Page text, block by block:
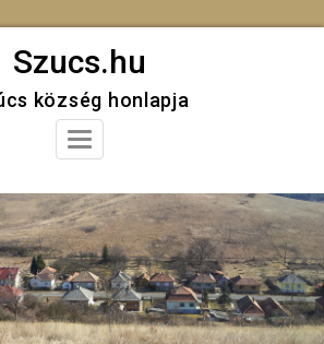
Szucs.hu
község honlapja
Toggle